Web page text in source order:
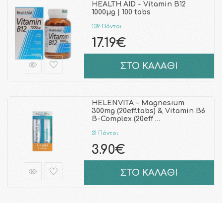
HEALTH AID - Vitamin B12
1000μg | 100 tabs
139 Πόντοι
17.19€
ΣΤΟ ΚΑΛΑΘΙ
HELENVITA - Magnesium
300mg (20eff.tabs) & Vitamin B6
B-Complex (20eff …
31 Πόντοι
3.90€
ΣΤΟ ΚΑΛΑΘΙ